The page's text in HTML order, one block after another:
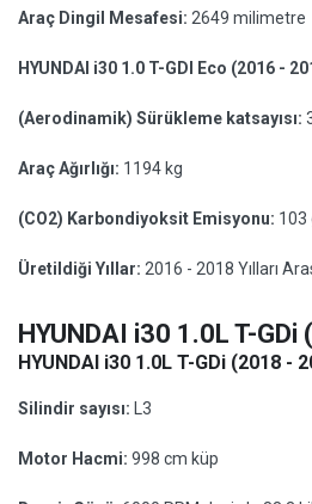
Araç Dingil Mesafesi: 2649 milimetre
HYUNDAI i30 1.0 T-GDI Eco (2016 -
(Aerodinamik) Sürükleme katsayısı:
Araç Ağırlığı: 1194 kg
(CO2) Karbondiyoksit Emisyonu: 103
Üretildiği Yıllar: 2016 - 2018 Yılları
HYUNDAI i30 1.0L T-
HYUNDAI i30 1.0L T-GDi (2018
Silindir sayısı: L3
Motor Hacmi: 998 cm küp